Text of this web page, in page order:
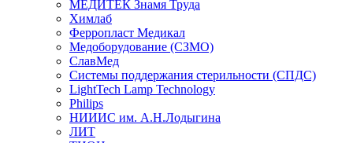
МЕДИТЕК Знамя Труда
Химлаб
Ферропласт Медикал
Медоборудование (СЗМО)
СлавМед
Системы поддержания стерильности (СПДС)
LightTech Lamp Technology
Philips
НИИИС им. А.Н.Лодыгина
ЛИТ